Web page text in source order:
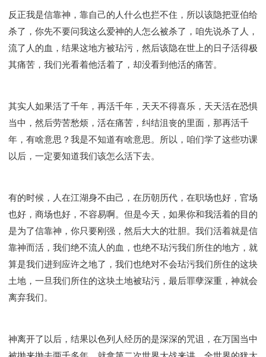
反正我是信靠神，靠自己的人什么也拦不住，所以该隐把亚伯给
杀了，你先不要问我这么爱神的人怎么被杀了，咱先说杀了人，
流了人的血，结果这地方被玷污，然后该隐在世上的日子活得极
其痛苦，我们光看着他活着了，却没看到他活的痛苦。
其实人如果活了千年，再活千年，天天不得喜乐，天天活在恐惧
当中，然后劳苦愁烦，活在痛苦，纠结沮丧的里面，那再活千
年，有啥意思？我是不知道有啥意思。所以，咱们学了这些功课
以后，一定要知道我们该怎么活下去。
有的时候，人在江湖身不由己，在历朝历代，在职场也好，官场
也好，商场也好，不容易啊。但是今天，如果你和我活着的目的
是为了信靠神，你只要刚强，然后大大的壮胆。我们活着就是信
靠神而活，我们绝不流人的血，也绝不玷污我们所住的地方，就
算是我们进到应许之地了，我们也绝对不会玷污我们所住的这块
土地，一旦我们所住的这块土地被玷污，最后罪孽深重，神就会
离弃我们。
神离开了以后，结果以色列人经历的是深深的咒诅，在万国当中